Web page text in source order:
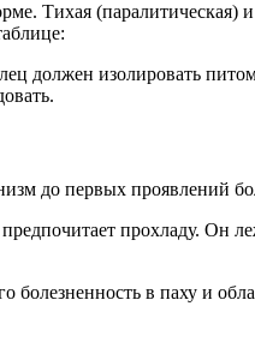
Тихая
должен изолировать
до первых проявлений
прохладу. Он
болезненность в паху и